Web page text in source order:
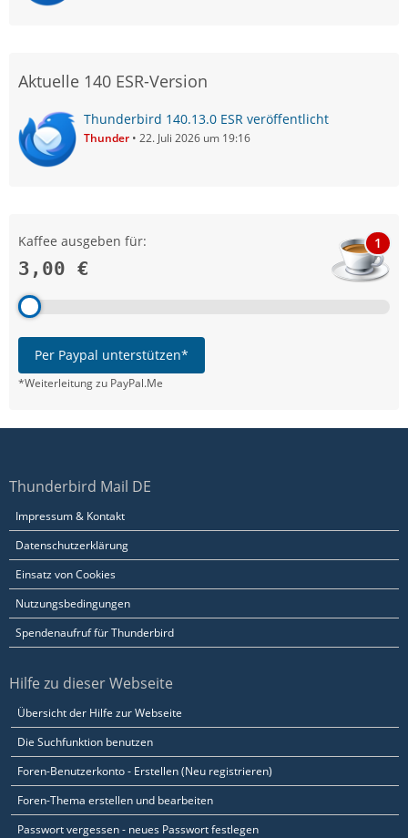
Aktuelle 140 ESR-Version
Thunderbird 140.13.0 ESR veröffentlicht
Thunder 22. Juli 2026 um 19:16
Kaffee ausgeben für:
3,00 €
1
Per Paypal unterstützen*
*Weiterleitung zu PayPal.Me
Thunderbird Mail DE
Impressum & Kontakt
Datenschutzerklärung
Einsatz von Cookies
Nutzungsbedingungen
Spendenaufruf für Thunderbird
Hilfe zu dieser Webseite
Übersicht der Hilfe zur Webseite
Die Suchfunktion benutzen
Foren-Benutzerkonto - Erstellen (Neu registrieren)
Foren-Thema erstellen und bearbeiten
Passwort vergessen - neues Passwort festlegen